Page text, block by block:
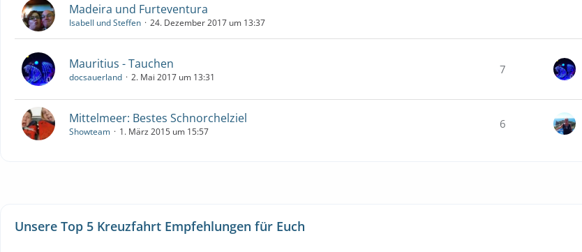
Madeira und Furteventura
Isabell und Steffen 24. Dezember 2017 um 13:37
Mauritius - Tauchen
docsauerland 2. Mai 2017 um 13:31
7
Mittelmeer: Bestes Schnorchelziel
Showteam 1. März 2015 um 15:57
6
Unsere Top 5 Kreuzfahrt Empfehlungen für Euch